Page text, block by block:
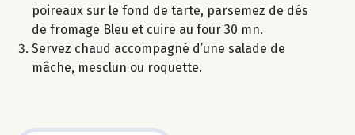
poireaux sur le fond de tarte, parsemez de dés
de fromage Bleu et cuire au four 30 mn.
Servez chaud accompagné d’une salade de
mâche, mesclun ou roquette.